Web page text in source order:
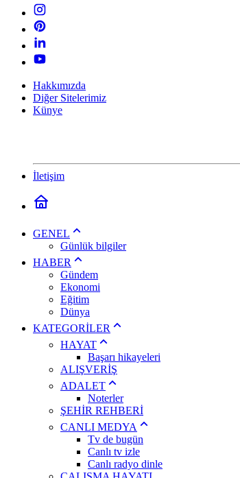
Hakkımızda
Diğer Sitelerimiz
Künye
İletişim
GENEL
Günlük bilgiler
HABER
Gündem
Ekonomi
Eğitim
Dünya
KATEGORİLER
HAYAT
Başarı hikayeleri
ALIŞVERİŞ
ADALET
Noterler
ŞEHİR REHBERİ
CANLI MEDYA
Tv de bugün
Canlı tv izle
Canlı radyo dinle